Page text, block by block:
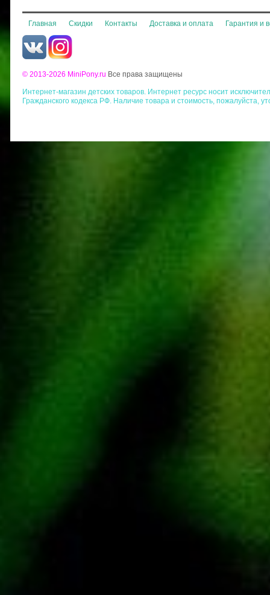
Главная Скидки Контакты Доставка и оплата Гарантия и
© 2013-2026 MiniPony.ru Все права защищены
Интернет-магазин детских товаров. Интернет ресурс носит
Гражданского кодекса РФ. Наличие товара и стоимость, пожалуйста,